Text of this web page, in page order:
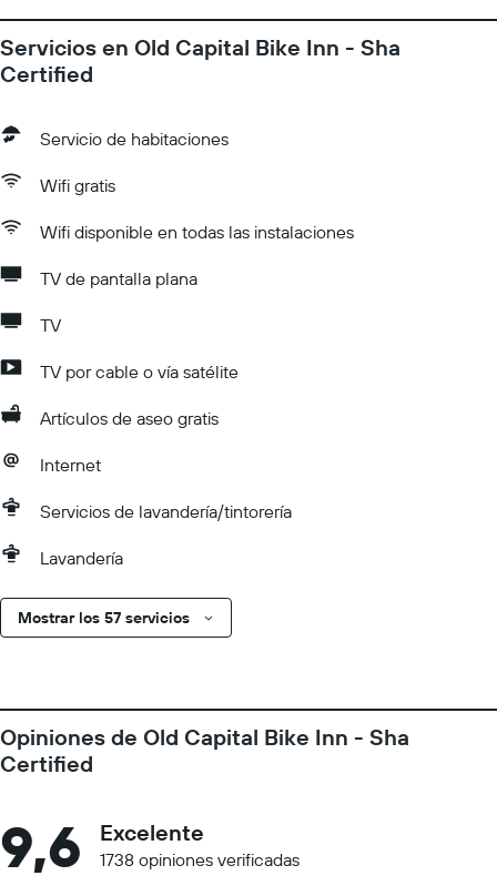
Servicios en Old Capital Bike Inn - Sha
Certified
Servicio de habitaciones
Wifi gratis
Wifi disponible en todas las instalaciones
TV de pantalla plana
TV
TV por cable o vía satélite
Artículos de aseo gratis
Internet
Servicios de lavandería/tintorería
Lavandería
Mostrar los 57 servicios
Opiniones de Old Capital Bike Inn - Sha
Certified
9,6 Excelente
1738 opiniones verificadas